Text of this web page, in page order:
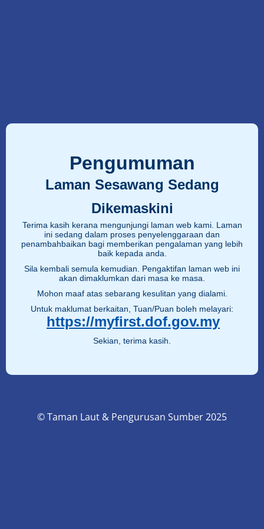
Pengumuman
Laman Sesawang Sedang
Dikemaskini
Terima kasih kerana mengunjungi laman web kami. Laman
ini sedang dalam proses penyelenggaraan dan
penambahbaikan bagi memberikan pengalaman yang lebih
baik kepada anda.
Sila kembali semula kemudian. Pengaktifan laman web ini
akan dimaklumkan dari masa ke masa.
Mohon maaf atas sebarang kesulitan yang dialami.
Untuk maklumat berkaitan, Tuan/Puan boleh melayari:
https://myfirst.dof.gov.my
Sekian, terima kasih.
© Taman Laut & Pengurusan Sumber 2025